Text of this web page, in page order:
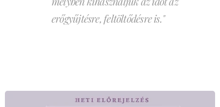
erőgyűjtésre, feltöltődésre is."